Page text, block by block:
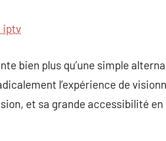
iptv
bien plus qu’une simple
l’expérience de
et sa grande accessibilité